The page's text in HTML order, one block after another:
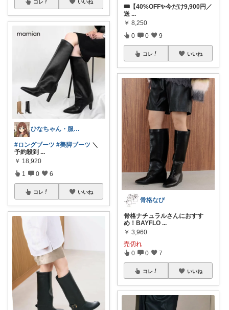
コレ いいね
ひなちゃん・服屋 や食料品・生活必需品
#ロングブーツ #美脚ブーツ ＼
予約殺到 ...
￥ 18,920
1 0 6
コレ いいね
🎟️【40%OFF✨今だけ9,900円／
送 ...
￥ 8,250
0 0 9
コレ いいね
骨格なび
骨格ナチュラルさんにおすす
め！BAYFLO ...
￥ 3,960
売切れ
0 0 7
コレ いいね